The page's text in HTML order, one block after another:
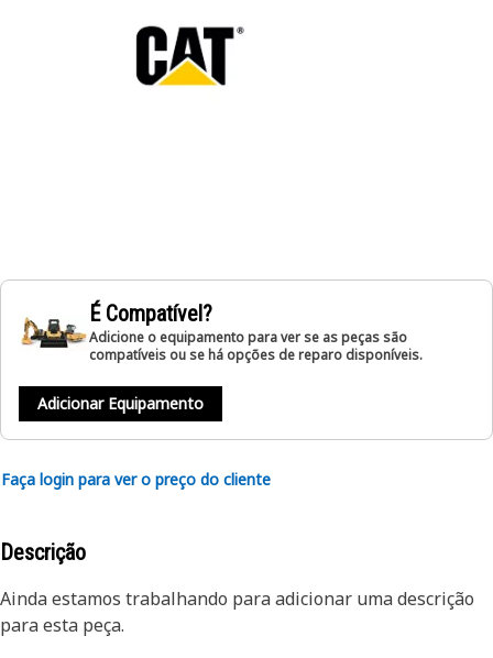
É Compatível?
Adicione o equipamento para ver se as peças são
compatíveis ou se há opções de reparo disponíveis.
Adicionar Equipamento
Faça login para ver o preço do cliente
Descrição
Ainda estamos trabalhando para adicionar uma descrição
para esta peça.